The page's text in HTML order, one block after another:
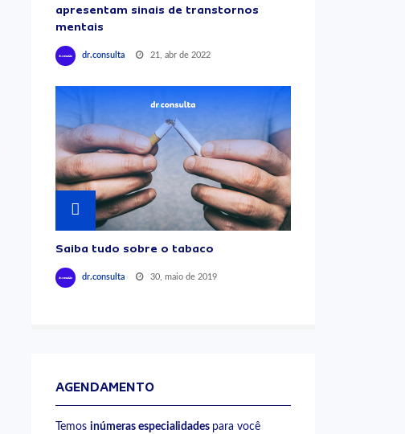
apresentam sinais de transtornos
mentais
dr.consulta 21, abr de 2022
Saiba tudo sobre o tabaco
dr.consulta 30, maio de 2019
AGENDAMENTO
Temos inúmeras especialidades para você